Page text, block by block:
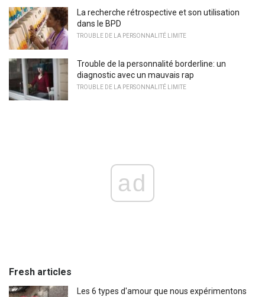
La recherche rétrospective et son utilisation
dans le BPD
TROUBLE DE LA PERSONNALITÉ LIMITE
Trouble de la personnalité borderline: un
diagnostic avec un mauvais rap
TROUBLE DE LA PERSONNALITÉ LIMITE
ad
Fresh articles
Les 6 types d'amour que nous expérimentons